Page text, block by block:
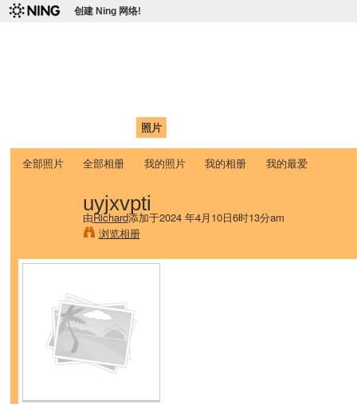
创建 Ning 网络!
照片
全部照片 全部相册 我的照片 我的相册 我的最爱
uyjxvpti
由Richard添加于2024 年4月10日6时13分am
浏览相册